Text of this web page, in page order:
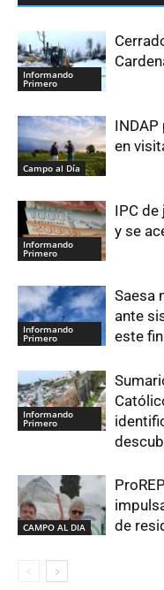
Informando
Primero
Campo al Día
en
Informando
Primero
IPC de
y se
Informando
Primero
Saesa
ante
este
Informando
Primero
CAMPO AL DIA
de